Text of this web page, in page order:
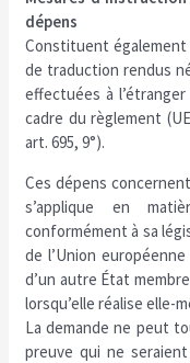
dépens
Constituent
de traduction rendus
effectuées à
cadre du règlement
art. 695, 9°).
Ces dépens
s’applique en
conformément à sa
de l’Union
d’un autre État
lorsqu’elle réalise elle-
La demande ne peut
preuve qui ne